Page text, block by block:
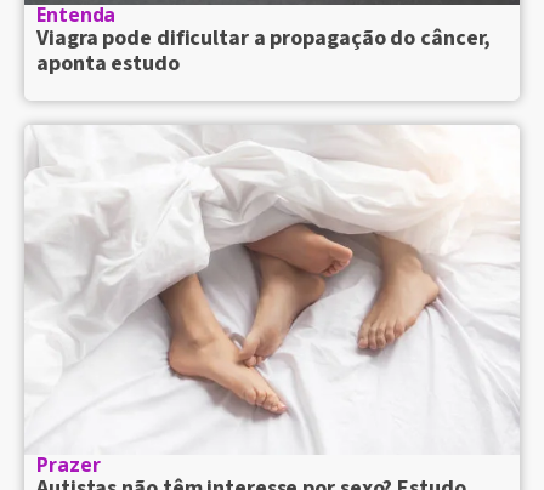
Entenda
Viagra pode dificultar a propagação do câncer,
aponta estudo
Prazer